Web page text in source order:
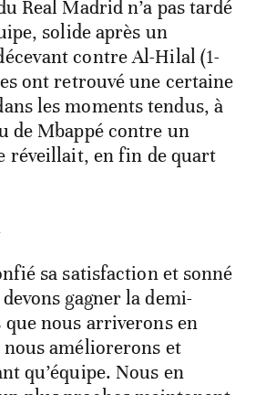
Real Madrid n’a pas tardé
solide après un
contre Al-Hilal (1-
ont retrouvé une certaine
les moments tendus, à
de Mbappé contre un
réveillait, en fin de quart
sa satisfaction et sonné
gagner la demi-
nous arriverons en
améliorerons et
qu’équipe. Nous en